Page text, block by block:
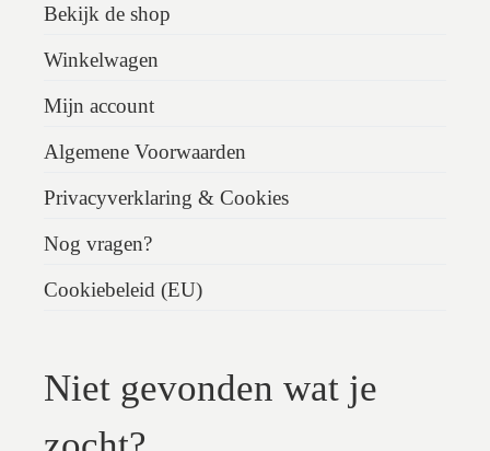
Bekijk de shop
Winkelwagen
Mijn account
Algemene Voorwaarden
Privacyverklaring & Cookies
Nog vragen?
Cookiebeleid (EU)
Niet gevonden wat je